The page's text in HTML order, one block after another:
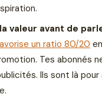
valeur avant de
un ratio 80/20
Tes abonnés
Ils sont là pour